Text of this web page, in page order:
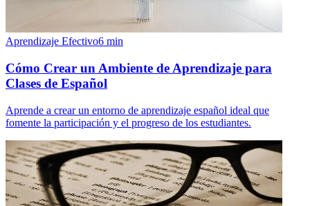
Aprendizaje Efectivo6 min
Cómo Crear un Ambiente de Aprendizaje para
Clases de Español
Aprende a crear un entorno de aprendizaje español ideal que
fomente la participación y el progreso de los estudiantes.